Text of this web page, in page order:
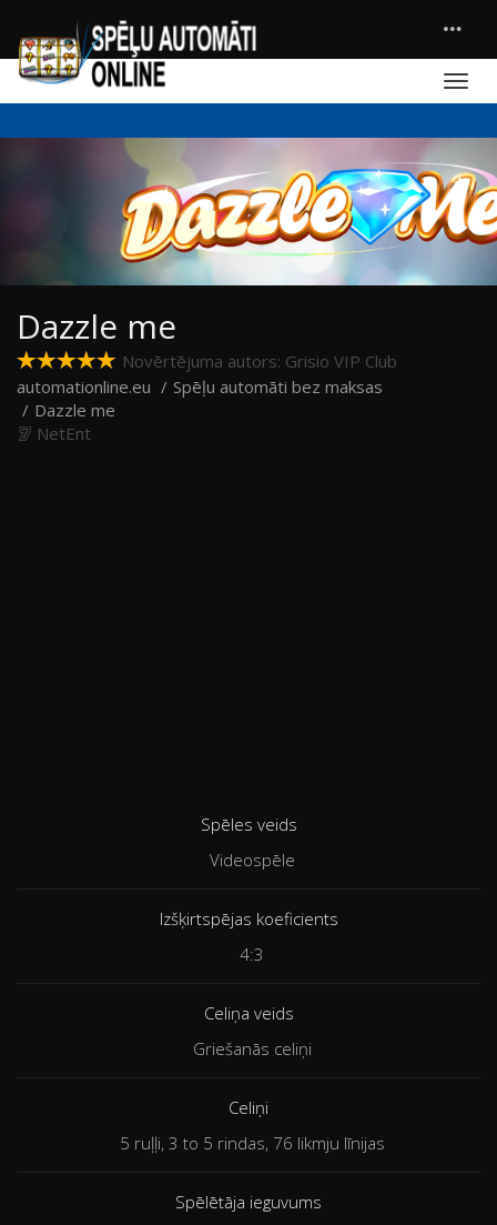
Dazzle me
Novērtējuma autors: Grisio VIP Club
automationline.eu
Spēļu automāti bez maksas
Dazzle me
NetEnt
Spēles veids
Videospēle
Izšķirtspējas koeficients
4:3
Celiņa veids
Griešanās celiņi
Celiņi
5 ruļļi, 3 to 5 rindas, 76 likmju līnijas
Spēlētāja ieguvums